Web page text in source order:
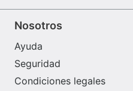
Nosotros
Ayuda
Seguridad
Condiciones legales